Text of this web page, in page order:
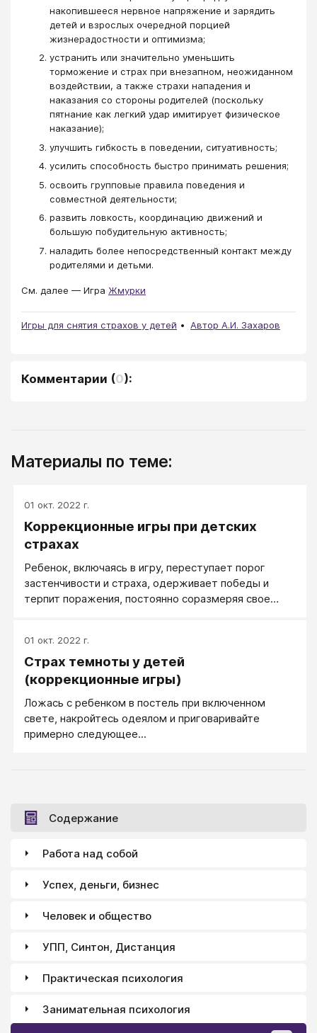
накопившееся нервное напряжение и зарядить
детей и взрослых очередной порцией
жизнерадостности и оптимизма;
устранить или значительно уменьшить
торможение и страх при внезапном, неожиданном
воздействии, а также страхи нападения и
наказания со стороны родителей (поскольку
пятнание как легкий удар имитирует физическое
наказание);
улучшить гибкость в поведении, ситуативность;
усилить способность быстро принимать решения;
освоить групповые правила поведения и
совместной деятельности;
развить ловкость, координацию движений и
большую побудительную активность;
наладить более непосредственный контакт между
родителями и детьми.
См. далее — Игра Жмурки
Игры для снятия страхов у детей Автор А.И. Захаров
Комментарии (0):
Материалы по теме:
01 окт. 2022 г.
Коррекционные игры при детских
страхах
Ребенок, включаясь в игру, переступает порог
застенчивости и страха, одерживает победы и
терпит поражения, постоянно соразмеряя свое
01 окт. 2022 г.
Страх темноты у детей
(коррекционные игры)
Ложась с ребенком в постель при включенном
свете, накройтесь одеялом и приговаривайте
примерно следующее...
Содержание
Работа над собой
Успех, деньги, бизнес
Человек и общество
УПП, Синтон, Дистанция
Практическая психология
Занимательная психология